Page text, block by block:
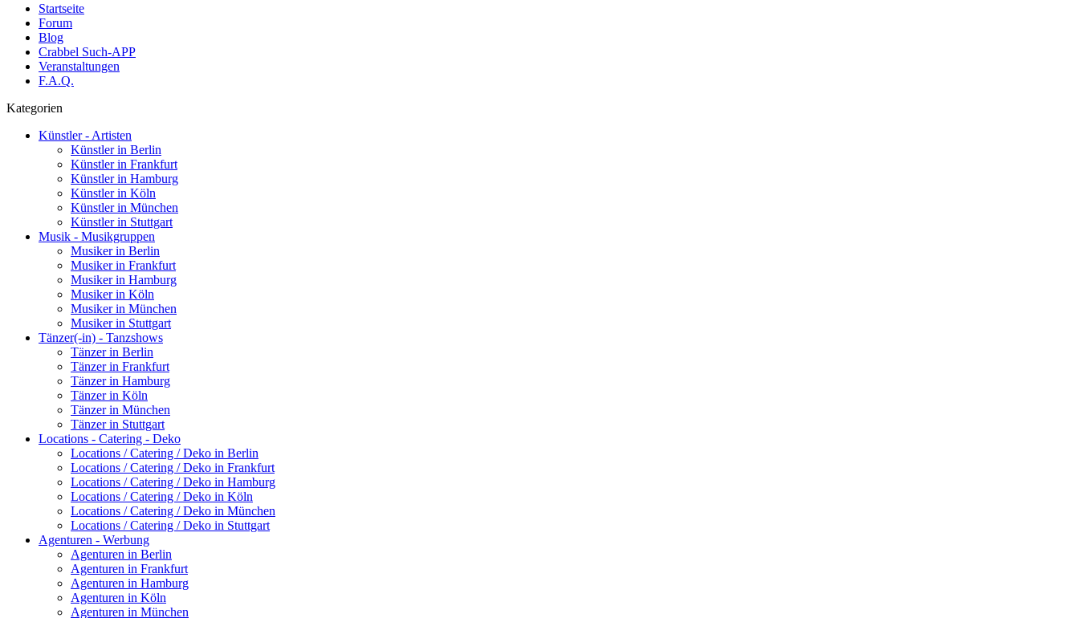
Startseite
Forum
Blog
Crabbel Such-APP
Veranstaltungen
F.A.Q.
Kategorien
Künstler - Artisten
Künstler in Berlin
Künstler in Frankfurt
Künstler in Hamburg
Künstler in Köln
Künstler in München
Künstler in Stuttgart
Musik - Musikgruppen
Musiker in Berlin
Musiker in Frankfurt
Musiker in Hamburg
Musiker in Köln
Musiker in München
Musiker in Stuttgart
Tänzer(-in) - Tanzshows
Tänzer in Berlin
Tänzer in Frankfurt
Tänzer in Hamburg
Tänzer in Köln
Tänzer in München
Tänzer in Stuttgart
Locations - Catering - Deko
Locations / Catering / Deko in Berlin
Locations / Catering / Deko in Frankfurt
Locations / Catering / Deko in Hamburg
Locations / Catering / Deko in Köln
Locations / Catering / Deko in München
Locations / Catering / Deko in Stuttgart
Agenturen - Werbung
Agenturen in Berlin
Agenturen in Frankfurt
Agenturen in Hamburg
Agenturen in Köln
Agenturen in München